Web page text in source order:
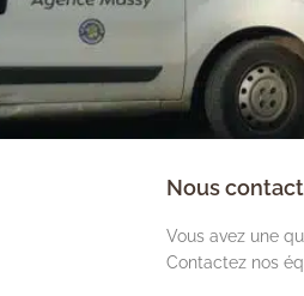
Nous
Vous avez une
Contactez nos